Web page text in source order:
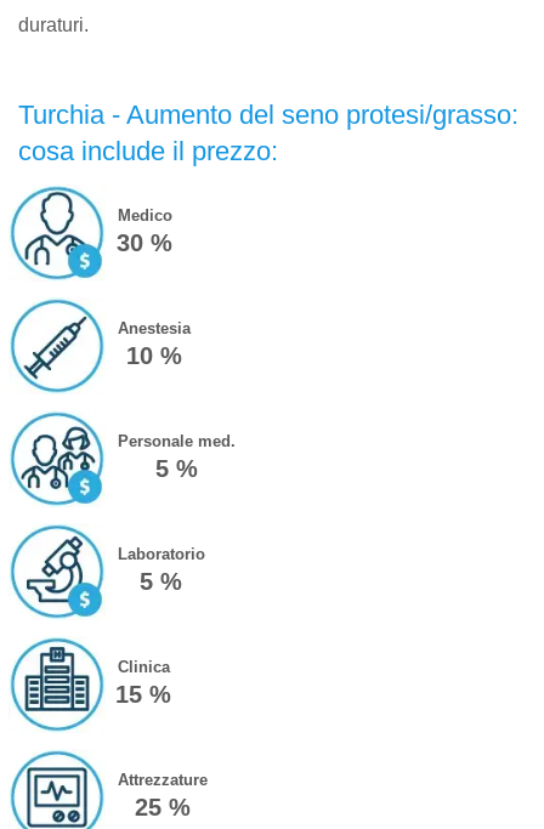
duraturi.
Turchia - Aumento del seno protesi/grasso:
cosa include il prezzo:
Medico
30 %
Anestesia
10 %
Personale med.
5 %
Laboratorio
5 %
Clinica
15 %
Attrezzature
25 %